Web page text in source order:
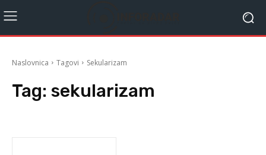
Naslovnica Tagovi Sekularizam
Tag: sekularizam